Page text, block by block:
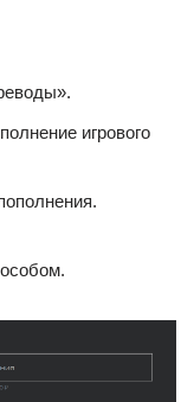
игрового